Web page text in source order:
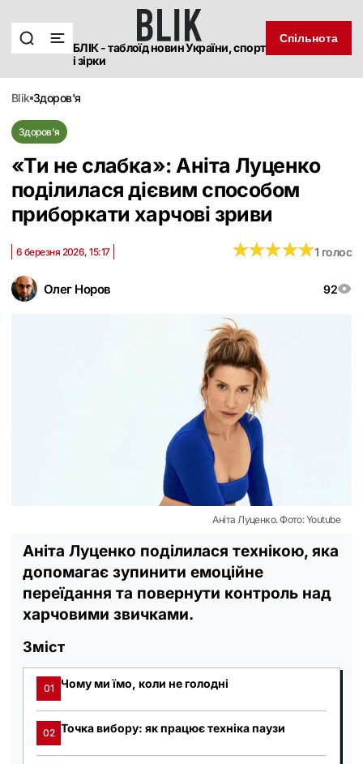
БЛІК - таблоїд новин України, спорт
і зірки
Спільнота
blik здоров'я
Здоров'я
«Ти не слабка»: Аніта Луценко
поділилася дієвим способом
приборкати харчові зриви
Олег Норов 92
6 березня 2026, 15:17 ★★★★★
★★★★★1 голос
Аніта Луценко. Фото: Youtube
Аніта Луценко поділилася технікою, яка
допомагає зупинити емоційне
переїдання та повернути контроль над
харчовими звичками.
Зміст
01 Чому ми їмо, коли не голодні
02 Точка вибору: як працює техніка паузи